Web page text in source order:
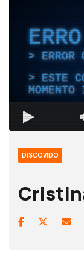
ERRO
ERROR
ESTE
DISCOVIDO